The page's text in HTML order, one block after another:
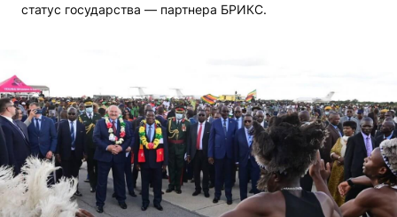
статус государства — партнера БРИКС.